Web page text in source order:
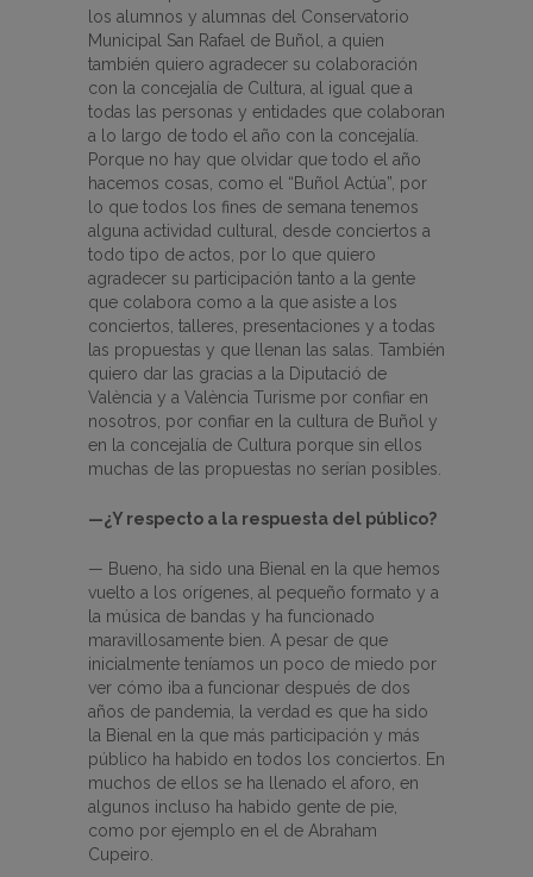
los alumnos y alumnas del Conservatorio
Municipal San Rafael de Buñol, a quien
también quiero agradecer su colaboración
con la concejalía de Cultura, al igual que a
todas las personas y entidades que colaboran
a lo largo de todo el año con la concejalía.
Porque no hay que olvidar que todo el año
hacemos cosas, como el “Buñol Actúa”, por
lo que todos los fines de semana tenemos
alguna actividad cultural, desde conciertos a
todo tipo de actos, por lo que quiero
agradecer su participación tanto a la gente
que colabora como a la que asiste a los
conciertos, talleres, presentaciones y a todas
las propuestas y que llenan las salas. También
quiero dar las gracias a la Diputació de
València y a València Turisme por confiar en
nosotros, por confiar en la cultura de Buñol y
en la concejalía de Cultura porque sin ellos
muchas de las propuestas no serían posibles.
—¿Y respecto a la respuesta del público?
— Bueno, ha sido una Bienal en la que hemos
vuelto a los orígenes, al pequeño formato y a
la música de bandas y ha funcionado
maravillosamente bien. A pesar de que
inicialmente teníamos un poco de miedo por
ver cómo iba a funcionar después de dos
años de pandemia, la verdad es que ha sido
la Bienal en la que más participación y más
público ha habido en todos los conciertos. En
muchos de ellos se ha llenado el aforo, en
algunos incluso ha habido gente de pie,
como por ejemplo en el de Abraham
Cupeiro.